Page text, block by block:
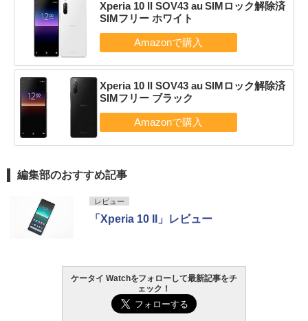
Xperia 10 II SOV43 au SIMロック解除済
SIMフリー ホワイト
Xperia 10 II SOV43 au SIMロック解除済
SIMフリー ブラック
編集部のおすすめ記事
レビュー
「Xperia 10 II」レビュー
ケータイ Watchをフォローして最新記事をチ
ェック！